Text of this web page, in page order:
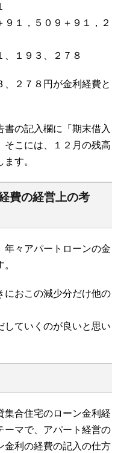
９１，５０９＋９１，２
、１９３、２７８
２７８円が金利経費と
の記入欄に「期末借入
そこには、１２月の残高
す。
費の経営上の考
年々アパートローンの金
におこの減少分だけ他の
していくのが良いと思い
集合住宅のローン金利経
ーマで、アパート経営の
金利の経費の記入の仕方